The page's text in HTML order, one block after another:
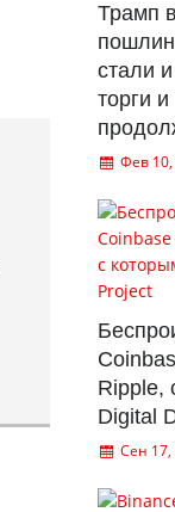
Трамп
стали
торги
Фев
Ripple,
Digital
Сен 17,